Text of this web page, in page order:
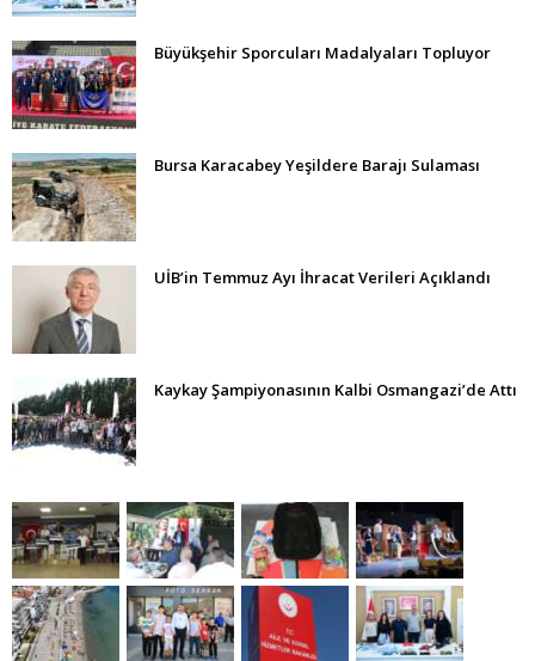
Büyükşehir Sporcuları Madalyaları Topluyor
Bursa Karacabey Yeşildere Barajı Sulaması
UİB’in Temmuz Ayı İhracat Verileri Açıklandı
Kaykay Şampiyonasının Kalbi Osmangazi’de Attı